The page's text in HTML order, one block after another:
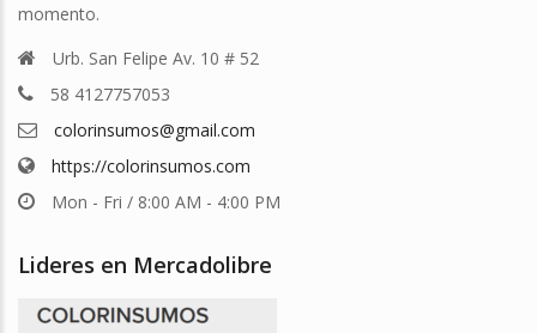
momento.
Urb. San Felipe Av. 10 # 52
58 4127757053
colorinsumos@gmail.com
https://colorinsumos.com
Mon - Fri / 8:00 AM - 4:00 PM
Lideres en Mercadolibre